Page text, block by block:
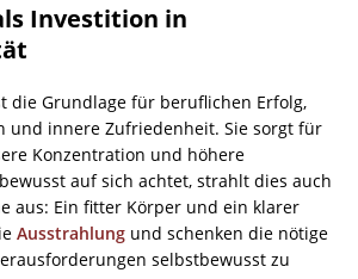
Investition in
die Grundlage für beruflichen Erfolg,
und innere Zufriedenheit. Sie sorgt für
Konzentration und höhere
auf sich achtet, strahlt dies auch
aus: Ein fitter Körper und ein klarer
Ausstrahlung und schenken die nötige
selbstbewusst zu